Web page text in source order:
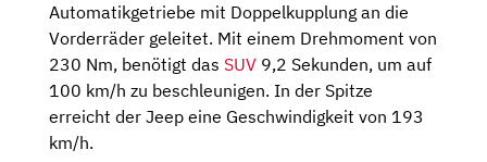
Automatikgetriebe mit Doppelkupplung an die
Vorderräder geleitet. Mit einem Drehmoment von
230 Nm, benötigt das SUV 9,2 Sekunden, um auf
100 km/h zu beschleunigen. In der Spitze
erreicht der Jeep eine Geschwindigkeit von 193
km/h.